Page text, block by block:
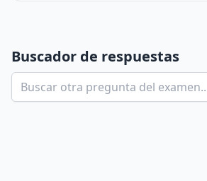
Buscador de respuestas